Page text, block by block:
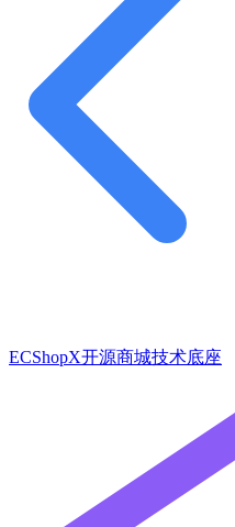
ECShopX开源商城技术底座